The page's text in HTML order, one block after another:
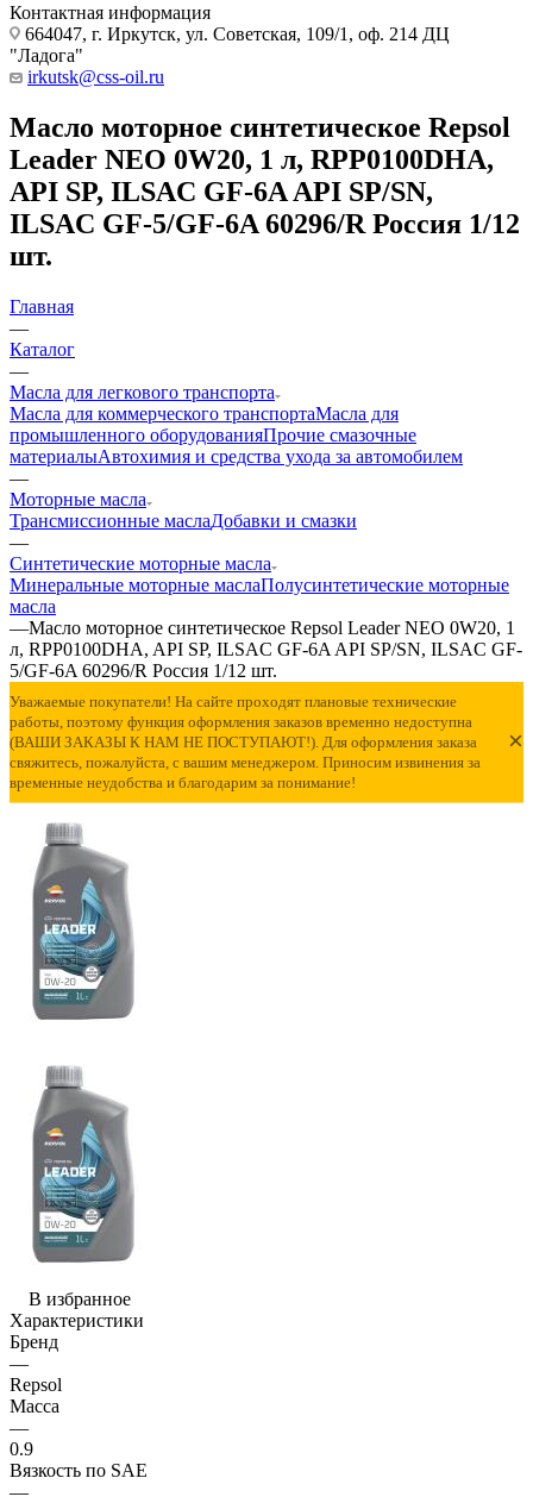
Контактная информация
664047, г. Иркутск, ул. Советская, 109/1, оф. 214 ДЦ
"Ладога"
irkutsk@css-oil.ru
Масло моторное синтетическое Repsol
Leader NEO 0W20, 1 л, RPP0100DHA,
API SP, ILSAC GF-6A API SP/SN,
ILSAC GF-5/GF-6A 60296/R Россия 1/12
шт.
Главная
—
Каталог
—
Масла для легкового транспорта
Масла для коммерческого транспортаМасла для
промышленного оборудованияПрочие смазочные
материалыАвтохимия и средства ухода за автомобилем
—
Моторные масла
Трансмиссионные маслаДобавки и смазки
—
Синтетические моторные масла
Минеральные моторные маслаПолусинтетические моторные
масла
—Масло моторное синтетическое Repsol Leader NEO 0W20, 1
л, RPP0100DHA, API SP, ILSAC GF-6A API SP/SN, ILSAC GF-
5/GF-6A 60296/R Россия 1/12 шт.
Уважаемые покупатели! На сайте проходят плановые технические
работы, поэтому функция оформления заказов временно недоступна
(ВАШИ ЗАКАЗЫ К НАМ НЕ ПОСТУПАЮТ!). Для оформления заказа
свяжитесь, пожалуйста, с вашим менеджером. Приносим извинения за
временные неудобства и благодарим за понимание!
×
В избранное
Характеристики
Бренд
—
Repsol
Масса
—
0.9
Вязкость по SAE
—